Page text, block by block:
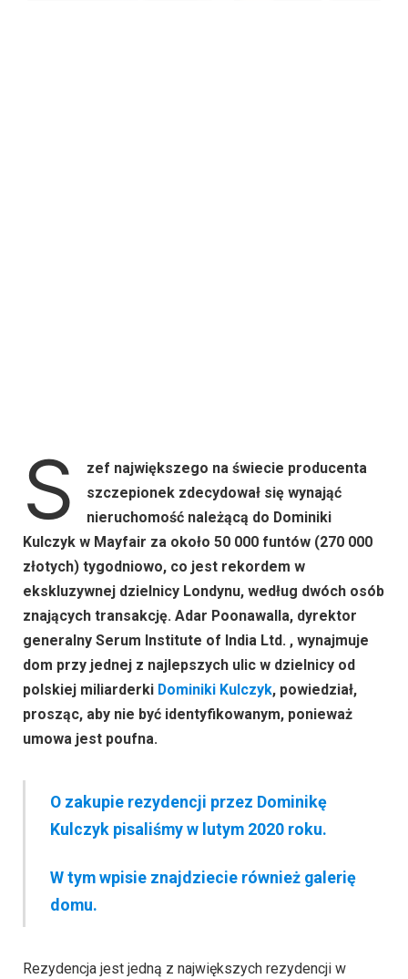
S
zef największego na świecie producenta
szczepionek zdecydował się wynająć
nieruchomość należącą do Dominiki
Kulczyk w Mayfair za około 50 000 funtów (270 000
złotych) tygodniowo, co jest rekordem w
ekskluzywnej dzielnicy Londynu, według dwóch osób
znających transakcję. Adar Poonawalla, dyrektor
generalny Serum Institute of India Ltd. , wynajmuje
dom przy jednej z najlepszych ulic w dzielnicy od
polskiej miliarderki Dominiki Kulczyk, powiedział,
prosząc, aby nie być identyfikowanym, ponieważ
umowa jest poufna.
O zakupie rezydencji przez Dominikę
Kulczyk pisaliśmy w lutym 2020 roku.
W tym wpisie znajdziecie również galerię
domu.
Rezydencja jest jedną z największych rezydencji w